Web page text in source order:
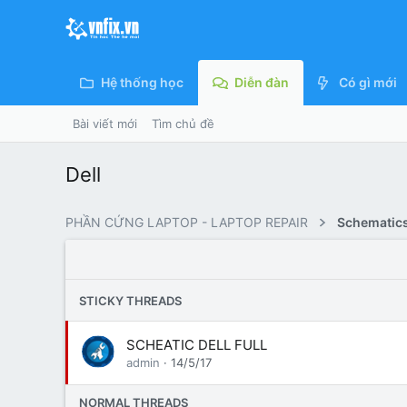
Hệ thống học Diễn đàn Có gì mới
Bài viết mới Tìm chủ đề
Dell
PHẦN CỨNG LAPTOP - LAPTOP REPAIR
STICKY THREADS
SCHEATIC DELL FULL
admin 14/5/17
NORMAL THREADS